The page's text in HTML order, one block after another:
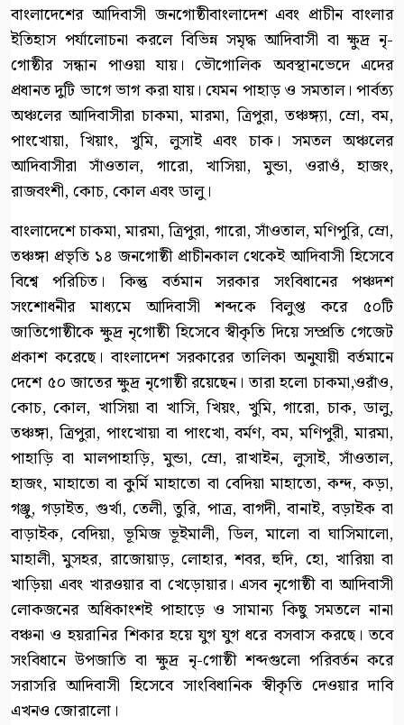
বাংলাদেশের আদিবাসী জনগোষ্ঠীবাংলাদেশ এবং প্রাচীন বাংলার
ইতিহাস পর্যালোচনা করলে বিভিন্ন সমৃদ্ধ আদিবাসী বা ক্ষুদ্র নৃ-
গোষ্ঠীর সন্ধান পাওয়া যায়। ভৌগোলিক অবস্থানভেদে এদের
প্রধানত দুটি ভাগে ভাগ করা যায়। যেমন পাহাড় ও সমতাল। পার্বত্য
অঞ্চলের আদিবাসীরা চাকমা, মারমা, ত্রিপুরা, তঞ্চঙ্গ্যা, ম্রো, বম,
পাংখোয়া, খিয়াং, খুমি, লুসাই এবং চাক। সমতল অঞ্চলের
আদিবাসীরা সাঁওতাল, গারো, খাসিয়া, মুন্ডা, ওরাওঁ, হাজং,
রাজবংশী, কোচ, কোল এবং ডালু।
বাংলাদেশে চাকমা, মারমা, ত্রিপুরা, গারো, সাঁওতাল, মণিপুরি, ম্রো,
তঞ্চঙ্গা প্রভৃতি ১৪ জনগোষ্ঠী প্রাচীনকাল থেকেই আদিবাসী হিসেবে
বিশ্বে পরিচিত। কিন্তু বর্তমান সরকার সংবিধানের পঞ্চদশ
সংশোধনীর মাধ্যমে আদিবাসী শব্দকে বিলুপ্ত করে ৫০টি
জাতিগোষ্ঠীকে ক্ষুদ্র নৃগোষ্ঠী হিসেবে স্বীকৃতি দিয়ে সম্প্রতি গেজেট
প্রকাশ করেছে। বাংলাদেশ সরকারের তালিকা অনুযায়ী বর্তমানে
দেশে ৫০ জাতের ক্ষুদ্র নৃগোষ্ঠী রয়েছেন। তারা হলো চাকমা,ওরাঁও,
কোচ, কোল, খাসিয়া বা খাসি, খিয়ং, খুমি, গারো, চাক, ডালু,
তঞ্চঙ্গা, ত্রিপুরা, পাংখোয়া বা পাংখো, বর্মণ, বম, মণিপুরী, মারমা,
পাহাড়ি বা মালপাহাড়ি, মুন্ডা, ম্রো, রাখাইন, লুসাই, সাঁওতাল,
হাজং, মাহাতো বা কুর্মি মাহাতো বা বেদিয়া মাহাতো, কন্দ, কড়া,
গঞ্জু, গড়াইত, গুর্খা, তেলী, তুরি, পাত্র, বাগদী, বানাই, বড়াইক বা
বাড়াইক, বেদিয়া, ভূমিজ ভূইমালী, ডিল, মালো বা ঘাসিমালো,
মাহালী, মুসহর, রাজোয়াড়, লোহার, শবর, হুদি, হো, খারিয়া বা
খাড়িয়া এবং খারওয়ার বা খেড়োয়ার। এসব নৃগোষ্ঠী বা আদিবাসী
লোকজনের অধিকাংশই পাহাড়ে ও সামান্য কিছু সমতলে নানা
বঞ্চনা ও হয়রানির শিকার হয়ে যুগ যুগ ধরে বসবাস করছে। তবে
সংবিধানে উপজাতি বা ক্ষুদ্র নৃ-গোষ্ঠী শব্দগুলো পরিবর্তন করে
সরাসরি আদিবাসী হিসেবে সাংবিধানিক স্বীকৃতি দেওয়ার দাবি
এখনও জোরালো।